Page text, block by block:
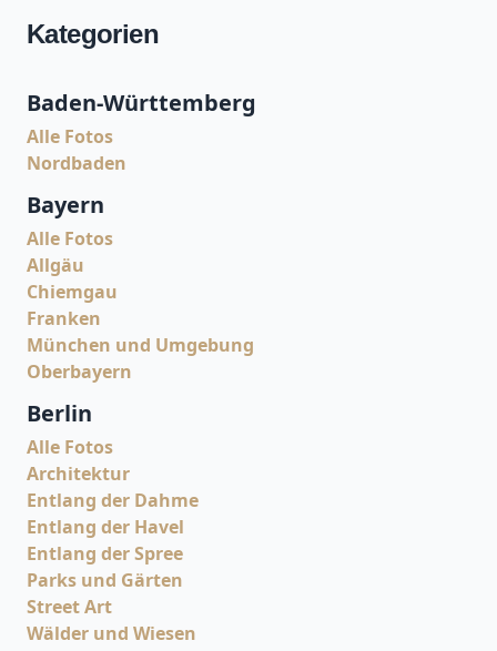
Kategorien
Baden-Württemberg
Alle Fotos
Nordbaden
Bayern
Alle Fotos
Allgäu
Chiemgau
Franken
München und Umgebung
Oberbayern
Berlin
Alle Fotos
Architektur
Entlang der Dahme
Entlang der Havel
Entlang der Spree
Parks und Gärten
Street Art
Wälder und Wiesen